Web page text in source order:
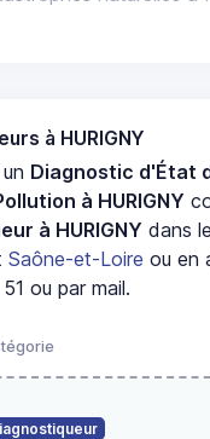
à HURIGNY
Diagnostic d'État
à HURIGNY
à HURIGNY dans le
Saône-et-Loire ou en
ou par mail.